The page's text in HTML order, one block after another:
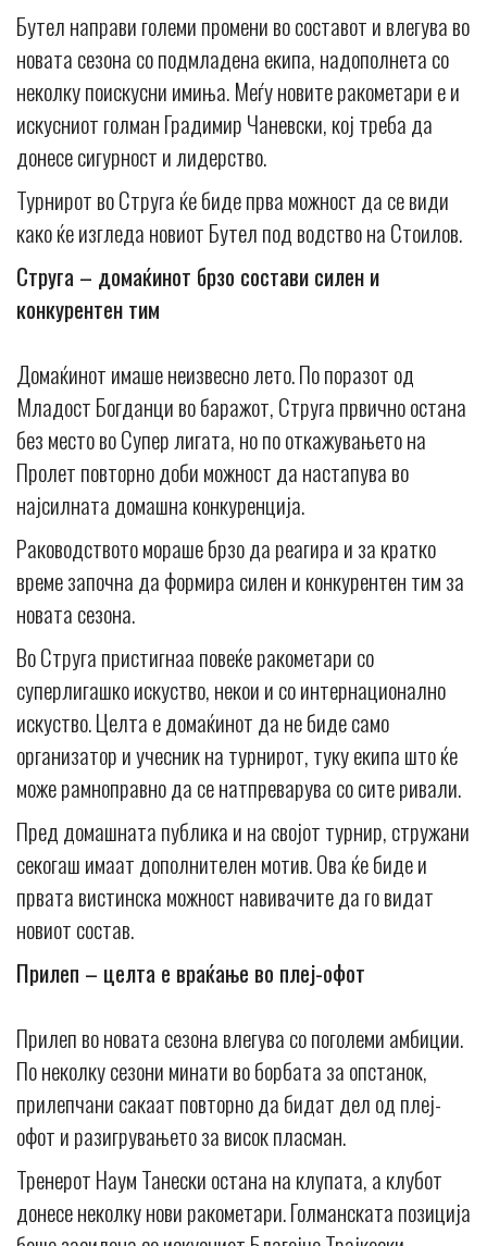
Бутел направи големи промени во составот и влегува во
новата сезона со подмладена екипа, надополнета со
неколку поискусни имиња. Меѓу новите ракометари е и
искусниот голман Градимир Чаневски, кој треба да
донесе сигурност и лидерство.
Турнирот во Струга ќе биде прва можност да се види
како ќе изгледа новиот Бутел под водство на Стоилов.
Струга – домаќинот брзо состави силен и
конкурентен тим
Домаќинот имаше неизвесно лето. По поразот од
Младост Богданци во баражот, Струга првично остана
без место во Супер лигата, но по откажувањето на
Пролет повторно доби можност да настапува во
најсилната домашна конкуренција.
Раководството мораше брзо да реагира и за кратко
време започна да формира силен и конкурентен тим за
новата сезона.
Во Струга пристигнаа повеќе ракометари со
суперлигашко искуство, некои и со интернационално
искуство. Целта е домаќинот да не биде само
организатор и учесник на турнирот, туку екипа што ќе
може рамноправно да се натпреварува со сите ривали.
Пред домашната публика и на својот турнир, стружани
секогаш имаат дополнителен мотив. Ова ќе биде и
првата вистинска можност навивачите да го видат
новиот состав.
Прилеп – целта е враќање во плеј-офот
Прилеп во новата сезона влегува со поголеми амбиции.
По неколку сезони минати во борбата за опстанок,
прилепчани сакаат повторно да бидат дел од плеј-
офот и разигрувањето за висок пласман.
Тренерот Наум Танески остана на клупата, а клубот
донесе неколку нови ракометари. Голманската позиција